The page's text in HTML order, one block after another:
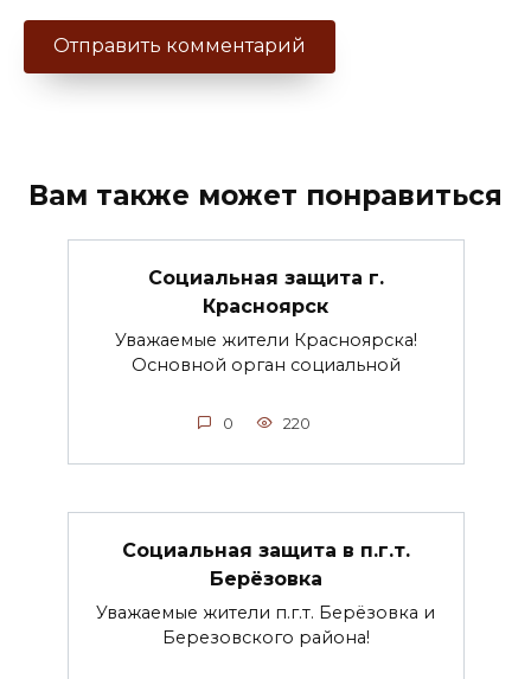
Вам также может понравиться
Социальная защита г.
Красноярск
Уважаемые жители Красноярска!
Основной орган социальной
0 220
Социальная защита в п.г.т.
Берёзовка
Уважаемые жители п.г.т. Берёзовка и
Березовского района!